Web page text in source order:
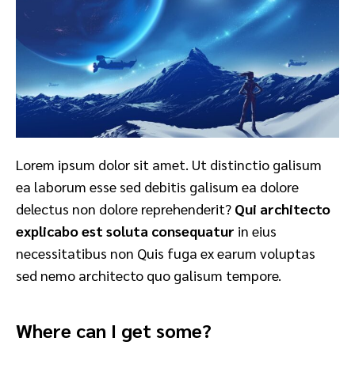
Lorem ipsum dolor sit amet. Ut distinctio galisum
ea laborum esse sed debitis galisum ea dolore
delectus non dolore reprehenderit? Qui architecto
explicabo est soluta consequatur in eius
necessitatibus non Quis fuga ex earum voluptas
sed nemo architecto quo galisum tempore.
Where can I get some?